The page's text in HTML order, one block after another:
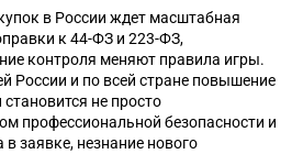
в России ждет масштабная
к 44-ФЗ и 223-ФЗ,
контроля меняют правила игры.
России и по всей стране повышение
не просто
профессиональной безопасности и
заявке, незнание нового